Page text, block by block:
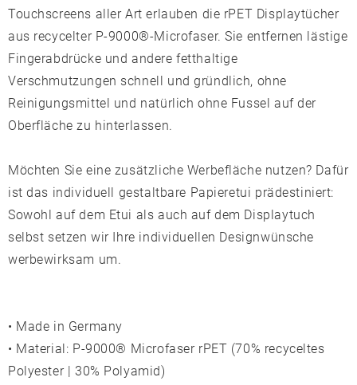
Touchscreens aller Art erlauben die rPET Displaytücher
aus recycelter P-9000®-Microfaser. Sie entfernen lästige
Fingerabdrücke und andere fetthaltige
Verschmutzungen schnell und gründlich, ohne
Reinigungsmittel und natürlich ohne Fussel auf der
Oberfläche zu hinterlassen.
Möchten Sie eine zusätzliche Werbefläche nutzen? Dafür
ist das individuell gestaltbare Papieretui prädestiniert:
Sowohl auf dem Etui als auch auf dem Displaytuch
selbst setzen wir Ihre individuellen Designwünsche
werbewirksam um.
• Made in Germany
• Material: P-9000® Microfaser rPET (70% recyceltes
Polyester | 30% Polyamid)